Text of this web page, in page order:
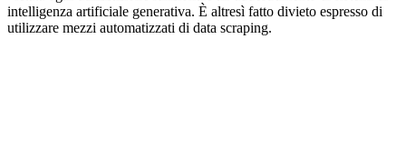
intelligenza artificiale generativa. È altresì fatto divieto espresso di
utilizzare mezzi automatizzati di data scraping.